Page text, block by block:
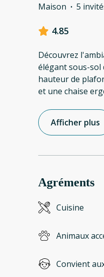
Maison · 5
4.85
Découvrez
élégant sous-sol
hauteur de
et une chaise
Afficher plus
Agréments
Cuisine
Animaux
Convient